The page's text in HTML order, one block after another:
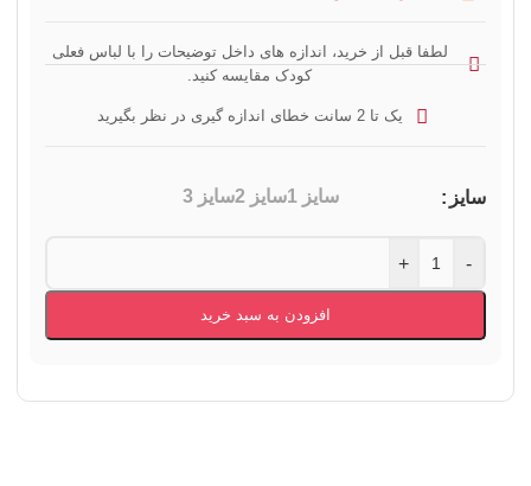
لطفا قبل از خرید، اندازه های داخل توضیحات را با لباس فعلی
کودک مقایسه کنید.
یک تا 2 سانت خطای اندازه گیری در نظر بگیرید
سایز سایز 1 سایز 2 سایز 3
-
+
افزودن به سبد خرید